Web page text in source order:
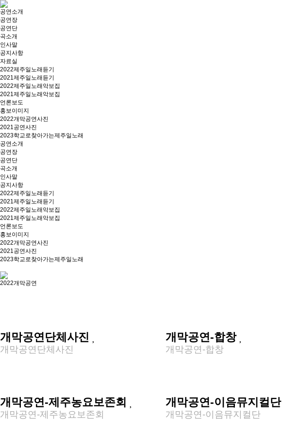
공연소개
공연장
공연단
곡소개
인사말
공지사항
자료실
2022제주일노래듣기
2021제주일노래듣기
2022제주일노래악보집
2021제주일노래악보집
언론보도
홍보이미지
2022개막공연사진
2021공연사진
2023학교로찾아가는제주일노래
공연소개
공연장
공연단
곡소개
인사말
공지사항
2022제주일노래듣기
2021제주일노래듣기
2022제주일노래악보집
2021제주일노래악보집
언론보도
홍보이미지
2022개막공연사진
2021공연사진
2023학교로찾아가는제주일노래
2022개막공연
개막공연단체사진
개막공연단체사진
개막공연-합창
개막공연-합창
개막공연-제주농요보존회
개막공연-제주농요보존회
개막공연-이음뮤지컬단
개막공연-이음뮤지컬단